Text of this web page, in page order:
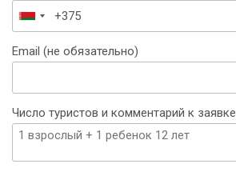
Беларусь
+375
Email (не обязательно)
Число туристов и комментарий к